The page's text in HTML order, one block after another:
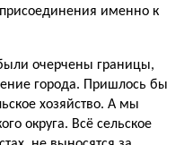
именно к
очерчены границы,
города. Пришлось бы
хозяйство. А мы
округа. Всё сельское